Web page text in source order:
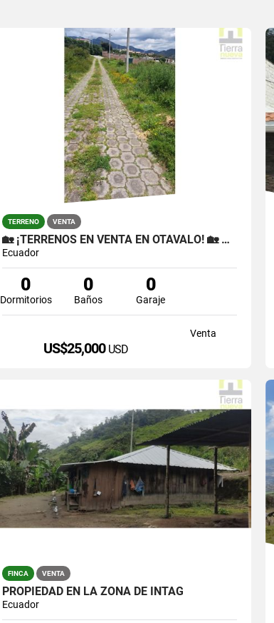
TERRENO VENTA
🏡 ¡TERRENOS EN VENTA EN OTAVALO! 🏡 📍 COLEGIO LA INMACULADA
Ecuador
0
Dormitorios
0
Baños
0
Garaje
Venta
US$25,000 USD
FINCA VENTA
PROPIEDAD EN LA ZONA DE INTAG
Ecuador